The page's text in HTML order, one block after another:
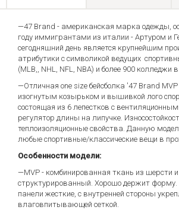
—47 Brand - американская марка одежды,
году иммигрантами из италии - Артуром и
сегодняшний день является крупнейшим
атрибутики с символикой ведущих
(MLB,, NHL, NFL, NBA) и более 900 колледжи
—Отличная one size бейсболка '47 Brand MVP
изогнутым козырьком и вышивкой лого
состоящая из 6 лепестков с
регулятор длины на липучке.
теплоизоляционные свойства. Данную
любые спортивные/классические вещи в
Особенности модели:
—MVP - комбинированная ткань из шерсти
структурированный. Хорошо держит форму.
панели жесткие, с внутренней стороны
влаговпитывающей сеткой.